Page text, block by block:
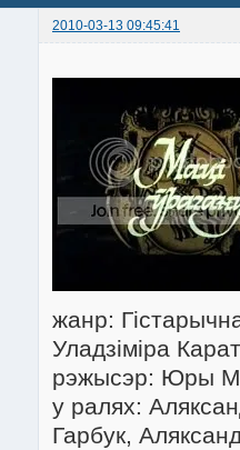
2010-03-13 09:45:41
жанр:
Уладзіміра
рэжысэр: Юры
у ралях:
Гарбук,